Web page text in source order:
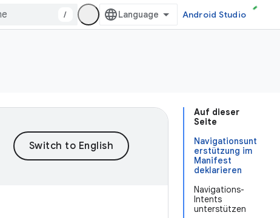
/ Android Studio
Auf dieser
Seite
Navigationsunt
erstützung im
Manifest
deklarieren
Navigations-
Intents
unterstützen